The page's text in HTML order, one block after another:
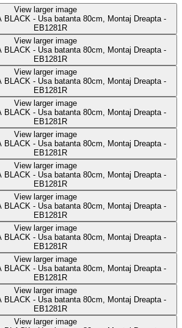
View larger image
View larger image
View larger image
View larger image
View larger image
View larger image
View larger image
View larger image
View larger image
View larger image
View larger image